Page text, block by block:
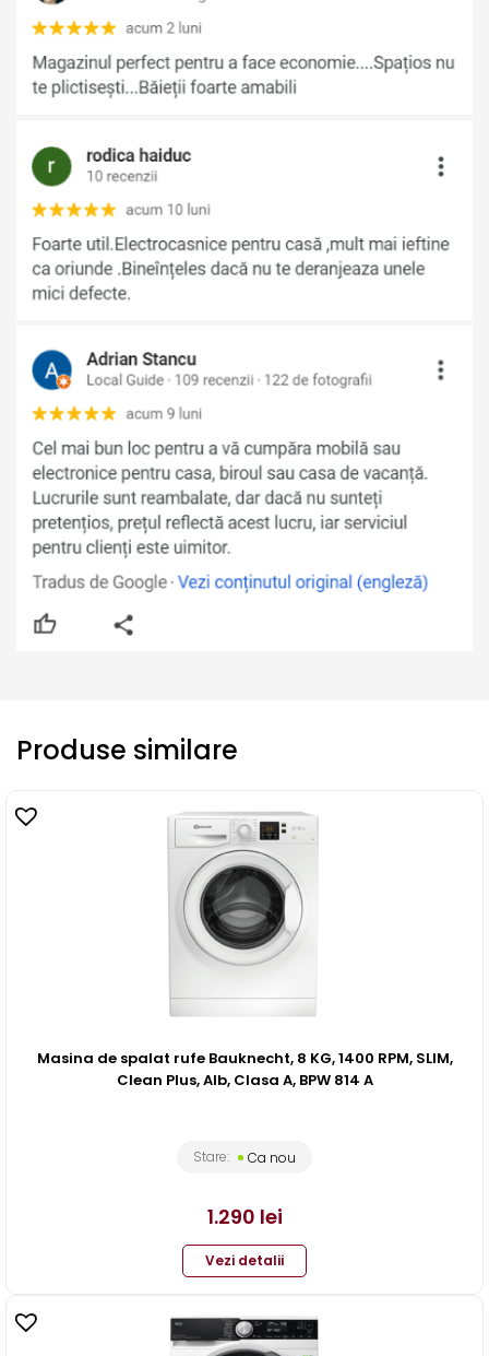
Produse similare
Masina de spalat rufe Bauknecht, 8 KG, 1400 RPM, SLIM,
Clean Plus, Alb, Clasa A, BPW 814 A
Stare: Ca nou
1.290 lei
Vezi detalii